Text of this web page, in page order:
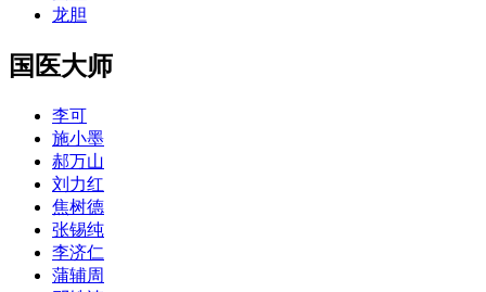
龙胆
国医大师
李可
施小墨
郝万山
刘力红
焦树德
张锡纯
李济仁
蒲辅周